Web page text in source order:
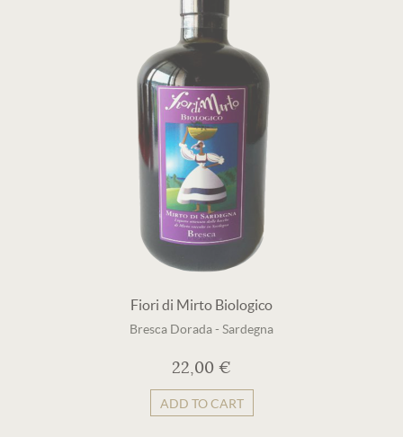
Fiori di Mirto Biologico
Bresca Dorada- Sardegna
22,00 €
ADD TO CART